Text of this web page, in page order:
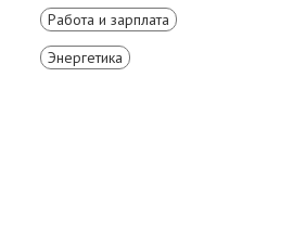
Работа и зарплата
Энергетика